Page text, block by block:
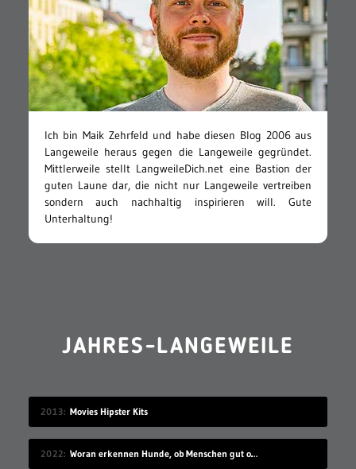
Ich bin Maik Zehrfeld und habe diesen Blog 2006 aus
Langeweile heraus gegen die Langeweile gegründet.
Mittlerweile stellt LangweileDich.net eine Bastion der
guten Laune dar, die nicht nur Langeweile vertreiben
sondern auch nachhaltig inspirieren will. Gute
Unterhaltung!
JAHRES-LANGEWEILE
2013 Movies Hipster Kits
2022 Woran erkennen Hunde, ob Menschen gut oder schlecht sind?